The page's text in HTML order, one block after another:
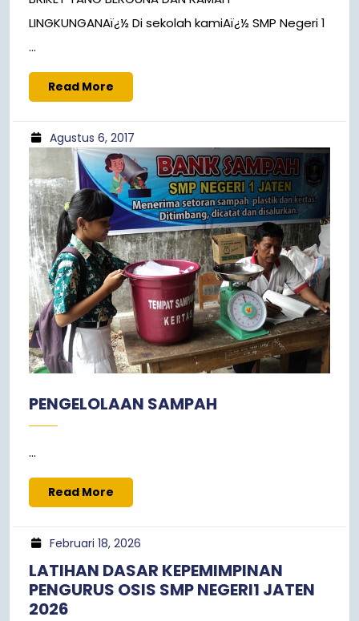
LINGKUNGANAï¿½ Di sekolah kamiAï¿½ SMP Negeri 1
...
Read More
Agustus 6, 2017
PENGELOLAAN SAMPAH
...
Read More
Februari 18, 2026
LATIHAN DASAR KEPEMIMPINAN
PENGURUS OSIS SMP NEGERI1 JATEN
2026